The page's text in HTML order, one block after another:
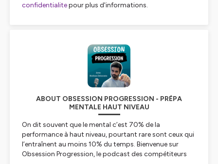
confidentialitepour plus d'informations.
ABOUT OBSESSION PROGRESSION - PRÉPA
MENTALE HAUT NIVEAU
On dit souvent que le mental c’est 70% de la
performance à haut niveau, pourtant rare sont ceux qui
l’entraînent au moins 10% du temps. Bienvenue sur
Obsession Progression, le podcast des compétiteurs